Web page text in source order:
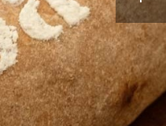
ついて
介
約